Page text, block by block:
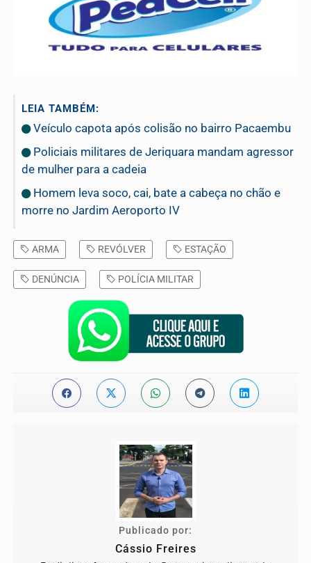
LEIA TAMBÉM:
Veículo capota após colisão no bairro Pacaembu
Policiais militares de Jeriquara mandam agressor
de mulher para a cadeia
Homem leva soco, cai, bate a cabeça no chão e
morre no Jardim Aeroporto IV
ARMA REVÓLVER ESTAÇÃO
DENÚNCIA POLÍCIA MILITAR
Publicado por:
Cássio Freires